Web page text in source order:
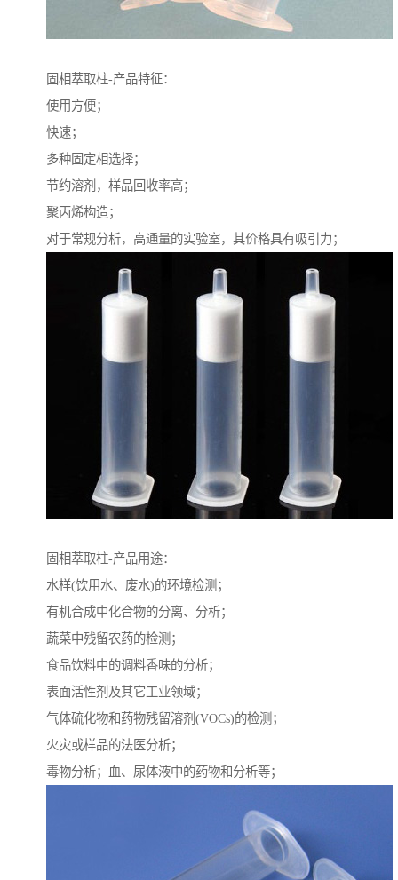
固相萃取柱-产品特征：
使用方便；
快速；
多种固定相选择；
节约溶剂，样品回收率高；
聚丙烯构造；
对于常规分析，高通量的实验室，其价格具有吸引力；
固相萃取柱-产品用途：
水样(饮用水、废水)的环境检测；
有机合成中化合物的分离、分析；
蔬菜中残留农药的检测；
食品饮料中的调料香味的分析；
表面活性剂及其它工业领域；
气体硫化物和药物残留溶剂(VOCs)的检测；
火灾或样品的法医分析；
毒物分析；血、尿体液中的药物和分析等；